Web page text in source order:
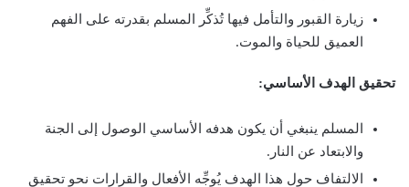
زيارة القبور والتأمل فيها تُذكِّر المسلم بقدرته على الفهم
العميق للحياة والموت.
تحقيق الهدف الأساسي:
المسلم ينبغي أن يكون هدفه الأساسي الوصول إلى الجنة
والابتعاد عن النار.
الالتفاف حول هذا الهدف يُوجِّه الأفعال والقرارات نحو تحقيق